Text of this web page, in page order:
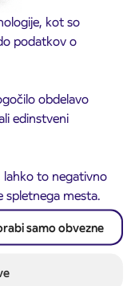
kot so
podatkov o
obdelavo
edinstveni
lahko to negativno
spletnega mesta.
samo obvezne